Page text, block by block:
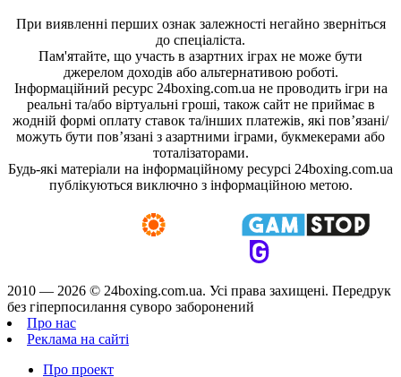
При виявленні перших ознак залежності негайно зверніться
до спеціаліста.
Пам'ятайте, що участь в азартних іграх не може бути
джерелом доходів або альтернативою роботі.
Інформаційний ресурс 24boxing.com.ua не проводить ігри на
реальні та/або віртуальні гроші, також сайт не приймає в
жодній формі оплату ставок та/інших платежів, які пов’язані/
можуть бути пов’язані з азартними іграми, букмекерами або
тоталізаторами.
Будь-які матеріали на інформаційному ресурсі 24boxing.com.ua
публікуються виключно з інформаційною метою.
2010 — 2026 © 24boxing.com.ua. Усi права захищенi. Передрук
без гіперпосилання суворо заборонений
Про нас
Реклама на сайті
Про проект